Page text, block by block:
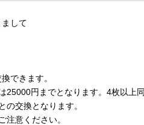
して
できます。
円までとなります。 4枚以上
交換となります。
意ください。